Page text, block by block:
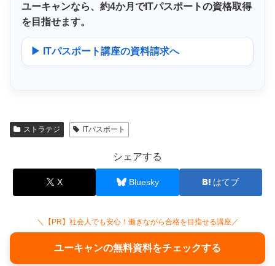
ユーキャンなら、 約4か月 でITパスポートの資格取得
を目指せます。
▶ ITパスポート講座の資料請求へ
ストラテジ ITパスポート
シェアする
X Bluesky はてブ
＼【PR】社会人でも安心！働きながら合格を目指せる講座／
ユーキャンの無料資料をチェックする